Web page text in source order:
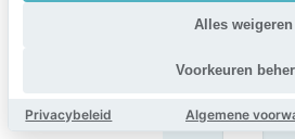
Alles weigeren
Voorkeuren
Privacybeleid Algemene